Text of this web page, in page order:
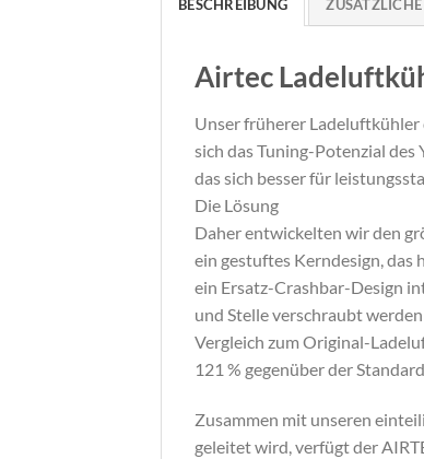
BESCHREIBUNG
Airtec
Unser früherer
sich das Tuning-Potenzial
das sich besser für
Die Lösung
Daher entwickelten wir den
ein gestuftes Kerndesign,
ein Ersatz-Crashbar-Design
und Stelle verschraubt
Vergleich zum Original-
121 % gegenüber der
Zusammen mit unseren
geleitet wird, verfügt der